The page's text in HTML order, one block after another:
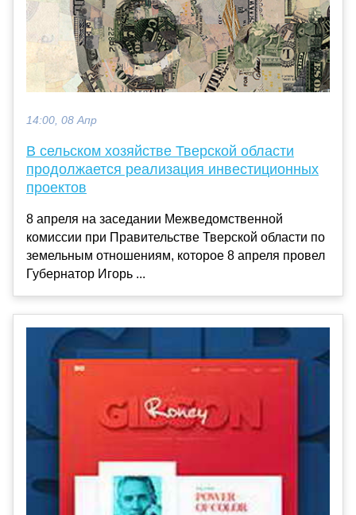
14:00, 08 Апр
В сельском хозяйстве Тверской области
продолжается реализация инвестиционных
проектов
8 апреля на заседании Межведомственной
комиссии при Правительстве Тверской области по
земельным отношениям, которое 8 апреля провел
Губернатор Игорь ...